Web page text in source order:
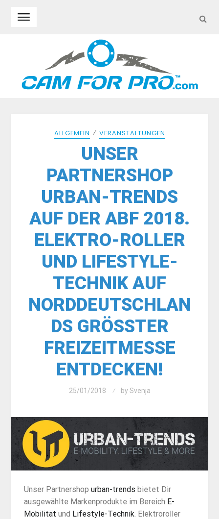
ALLGEMEIN ⁄ VERANSTALTUNGEN
UNSER
PARTNERSHOP
URBAN-TRENDS
AUF DER ABF 2018.
ELEKTRO-ROLLER
UND LIFESTYLE-
TECHNIK AUF
NORDDEUTSCHLAN
DS GRÖSSTER F
REIZEITMESSE E
NTDECKEN!
25/01/2018 by Svenja
Unser Partnershop urban-trends bietet Dir
ausgewählte Markenprodukte im Bereich E-
Mobilität und Lifestyle-Technik. Elektroroller